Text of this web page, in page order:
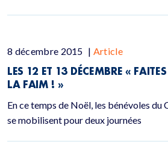
8 décembre 2015 | Article
LES 12 ET 13 DÉCEMBRE «
LA FAIM ! »
En ce temps de Noël, les bénévoles du
se mobilisent pour deux journées